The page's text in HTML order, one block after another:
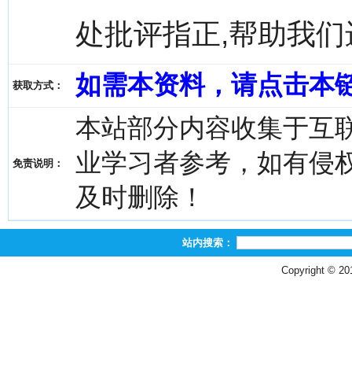
处批评指正,帮助我
获取方式： 如需本资料，请点击本
免责说明：
本站部分内容收集于互
业学习者参考，如有侵
及时删除！
站内搜索：
Copyright ©